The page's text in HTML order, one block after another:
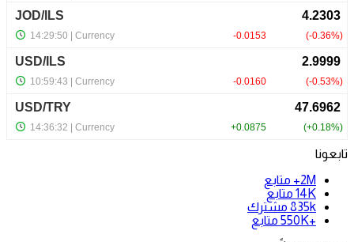
تابعونا
2M+
متابع
14K متابع
835k مشترك
+550K
متابع